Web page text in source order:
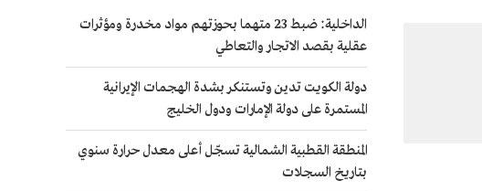
الداخلية: ضبط 23 متهما بحوزتهم مواد مخدرة ومؤثرات
عقلية بقصد الاتجار والتعاطي
دولة الكويت تدين وتستنكر بشدة الهجمات الإيرانية
المستمرة على دولة الإمارات ودول الخليج
المنطقة القطبية الشمالية تسجّل أعلى معدل حرارة سنوي
بتاريخ السجلات